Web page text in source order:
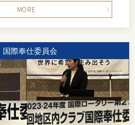
MORE
国際奉仕委員会